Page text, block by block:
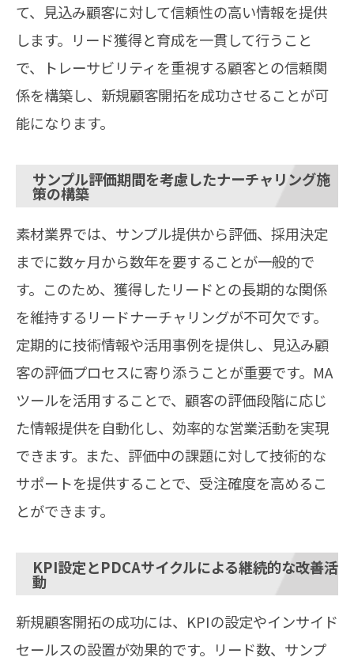
て、見込み顧客に対して信頼性の高い情報を提供
します。リード獲得と育成を一貫して行うこと
で、トレーサビリティを重視する顧客との信頼関
係を構築し、新規顧客開拓を成功させることが可
能になります。
サンプル評価期間を考慮したナーチャリング施
策の構築
素材業界では、サンプル提供から評価、採用決定
までに数ヶ月から数年を要することが一般的で
す。このため、獲得したリードとの長期的な関係
を維持するリードナーチャリングが不可欠です。
定期的に技術情報や活用事例を提供し、見込み顧
客の評価プロセスに寄り添うことが重要です。MA
ツールを活用することで、顧客の評価段階に応じ
た情報提供を自動化し、効率的な営業活動を実現
できます。また、評価中の課題に対して技術的な
サポートを提供することで、受注確度を高めるこ
とができます。
KPI設定とPDCAサイクルによる継続的な改善活
動
新規顧客開拓の成功には、KPIの設定やインサイド
セールスの設置が効果的です。リード数、サンプ